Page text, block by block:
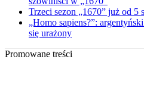
Trzeci sezon „1670” już od 5
„Homo sapiens?”:
się urażony
Promowane treści